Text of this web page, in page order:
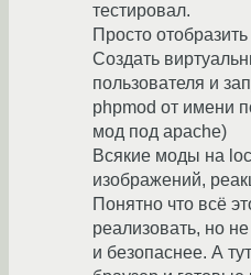
тестировал.
Просто
Создать
пользователя и
phpmod от имени
мод под apache)
Всякие моды на
изображений,
Понятно что всё
реализовать, но
и безопаснее. А